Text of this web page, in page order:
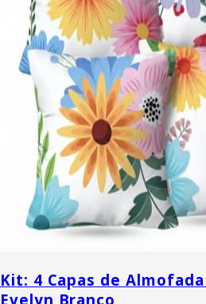
Kit: 4 Capas de
Evelyn Branco